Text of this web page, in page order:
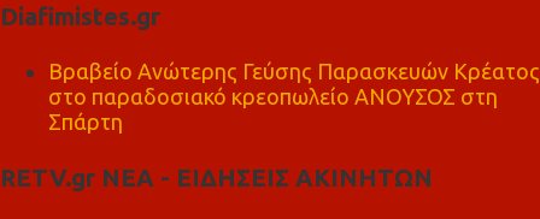
Diafimistes.gr
Βραβείο Ανώτερης Γεύσης Παρασκευών Κρέατος
στο παραδοσιακό κρεοπωλείο ΑΝΟΥΣΟΣ στη
Σπάρτη
RETV.gr ΝΕΑ - ΕΙΔΗΣΕΙΣ ΑΚΙΝΗΤΩΝ